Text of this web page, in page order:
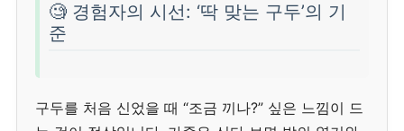
🧐 경험자의 시선: ‘딱 맞는 구두’의 기
준
구두를 처음 신었을 때 “조금 끼나?” 싶은 느낌이 드